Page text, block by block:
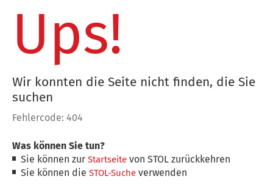
Ups!
Wir konnten die Seite nicht finden, die Sie
suchen
Fehlercode: 404
Was können Sie tun?
Sie können zurStartseite von STOL zurückkehren
Sie können dieSTOL-Suche verwenden